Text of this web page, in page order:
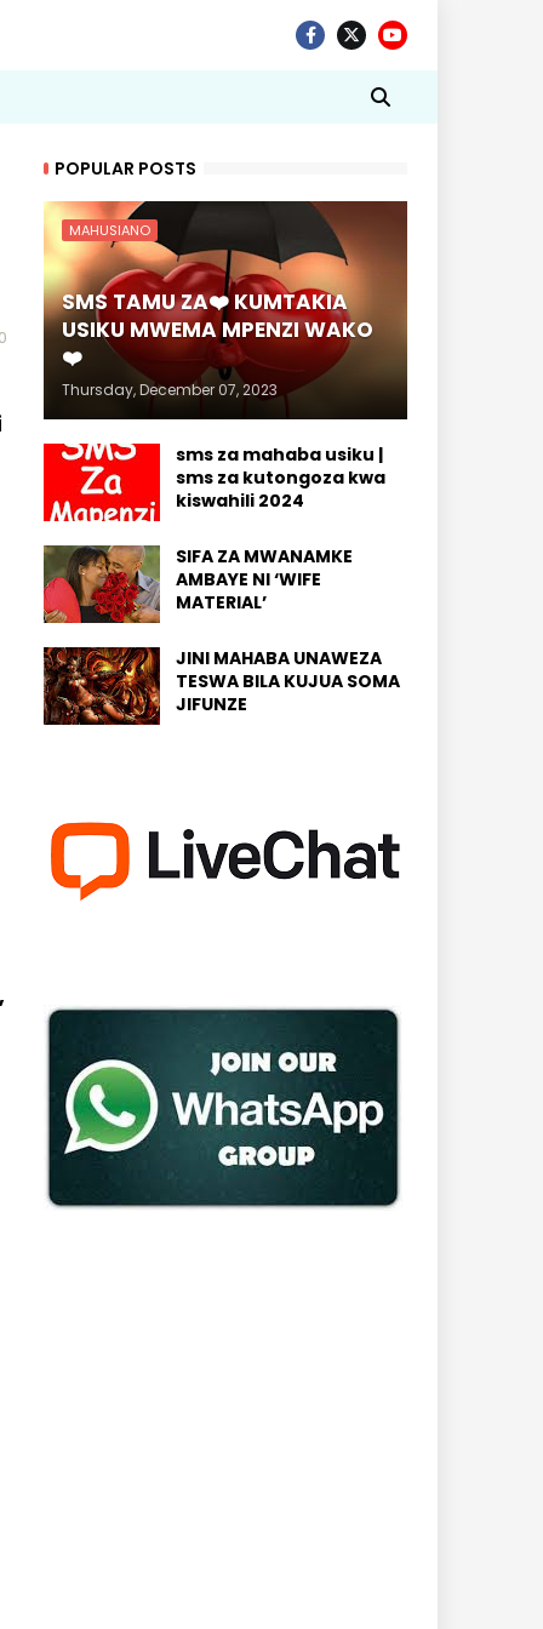
POPULAR POSTS
MAHUSIANO
SMS TAMU ZA❤️ KUMTAKIA
USIKU MWEMA MPENZI WAKO
❤️
Thursday, December 07, 2023
sms za mahaba usiku |
sms za kutongoza kwa
kiswahili 2024
SIFA ZA MWANAMKE
AMBAYE NI ‘WIFE
MATERIAL’
JINI MAHABA UNAWEZA
TESWA BILA KUJUA SOMA
JIFUNZE